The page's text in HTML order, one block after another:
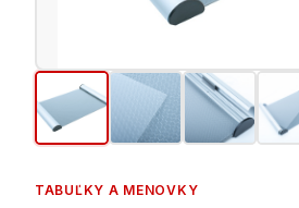
TABUĽKY A MENOVKY